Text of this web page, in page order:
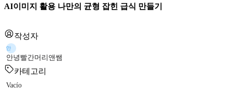
AI이미지 활용 나만의 균형 잡힌 급식 만들기
작성자
안
안녕빨간머리앤쌤
카테고리
Vacío